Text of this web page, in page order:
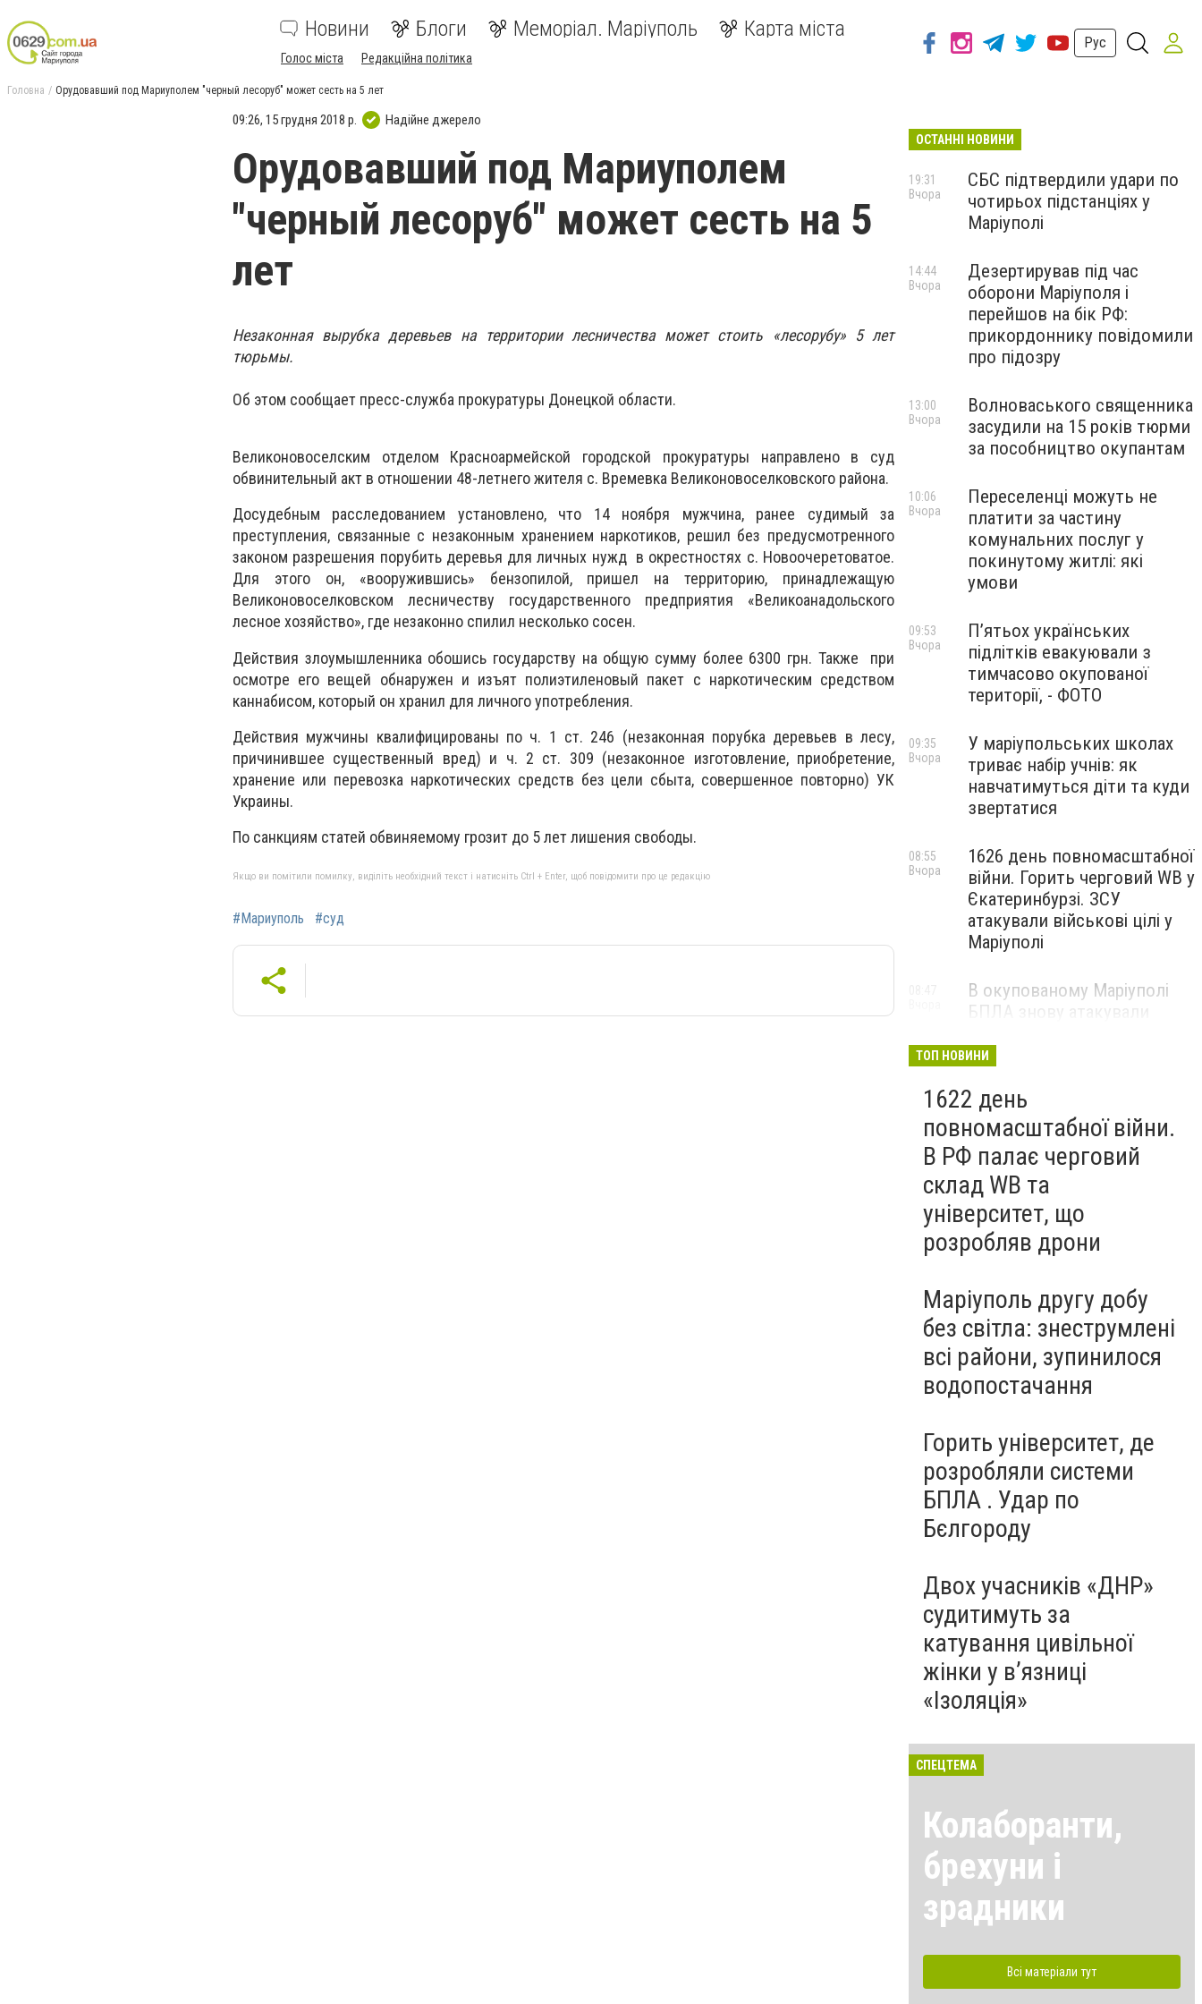
Новини Блоги Меморіал. Маріуполь Карта міста
Голос міста Редакційна політика
Рус
Головна Орудовавший под Мариуполем "черный лесоруб" может сесть на 5 лет
09:26, 15 грудня 2018 р. Надійне джерело
Орудовавший под Мариуполем
"черный лесоруб" может сесть на 5
лет
Незаконная вырубка деревьев на территории лесничества может стоить «лесорубу» 5 лет
тюрьмы.
Об этом сообщает пресс-служба прокуратуры Донецкой области.
Великоновоселским отделом Красноармейской городской прокуратуры направлено в суд
обвинительный акт в отношении 48-летнего жителя с. Времевка Великоновоселковского района.
Досудебным расследованием установлено, что 14 ноября мужчина, ранее судимый за
преступления, связанные с незаконным хранением наркотиков, решил без предусмотренного
законом разрешения порубить деревья для личных нужд в окрестностях с. Новоочеретоватое.
Для этого он, «вооружившись» бензопилой, пришел на территорию, принадлежащую
Великоновоселковском лесничеству государственного предприятия «Великоанадольского
лесное хозяйство», где незаконно спилил несколько сосен.
Действия злоумышленника обошись государству на общую сумму более 6300 грн. Также при
осмотре его вещей обнаружен и изъят полиэтиленовый пакет с наркотическим средством
каннабисом, который он хранил для личного употребления.
Действия мужчины квалифицированы по ч. 1 ст. 246 (незаконная порубка деревьев в лесу,
причинившее существенный вред) и ч. 2 ст. 309 (незаконное изготовление, приобретение,
хранение или перевозка наркотических средств без цели сбыта, совершенное повторно) УК
Украины.
По санкциям статей обвиняемому грозит до 5 лет лишения свободы.
Якщо ви помітили помилку, виділіть необхідний текст і натисніть Ctrl + Enter, щоб повідомити про це редакцію
#Мариуполь #суд
ОСТАННІ НОВИНИ
СБС підтвердили удари по
чотирьох підстанціях у
Маріуполі
19:31
Вчора
Дезертирував під час
оборони Маріуполя і
перейшов на бік РФ:
прикордоннику повідомили
про підозру
14:44
Вчора
Волноваського священника
засудили на 15 років тюрми
за пособництво окупантам
13:00
Вчора
Переселенці можуть не
платити за частину
комунальних послуг у
покинутому житлі: які
умови
10:06
Вчора
П’ятьох українських
підлітків евакуювали з
тимчасово окупованої
території, - ФОТО
09:53
Вчора
У маріупольських школах
триває набір учнів: як
навчатимуться діти та куди
звертатися
09:35
Вчора
1626 день повномасштабної
війни. Горить черговий WB у
Єкатеринбурзі. ЗСУ
атакували військові цілі у
Маріуполі
08:55
Вчора
В окупованому Маріуполі
БПЛА знову атакували
— ВІДЕО
ТОП НОВИНИ
1622 день
повномасштабної війни.
В РФ палає черговий
склад WB та
університет, що
розробляв дрони
Маріуполь другу добу
без світла: знеструмлені
всі райони, зупинилося
водопостачання
Горить університет, де
розробляли системи
БПЛА . Удар по
Бєлгороду
Двох учасників «ДНР»
судитимуть за
катування цивільної
жінки у в’язниці
«Ізоляція»
СПЕЦТЕМА
Колаборанти,
брехуни і
зрадники
Всі матеріали тут